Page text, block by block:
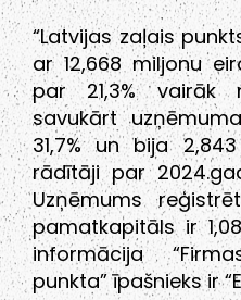
“Latvijas zaļais
ar 12,668 miljonu
par 21,3% vairāk
savukārt
31,7% un bija
rādītāji par
Uzņēmums
pamatkapitāls ir
informācija
punkta” īpašnieks ir